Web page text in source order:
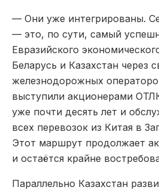
— Они уже интегрированы.
— это, по сути, самый
Евразийского
Беларусь и Казахстан через
железнодорожных
выступили акционерами
уже почти десять лет и
всех перевозок из Китая в
Этот маршрут продолжает
и остаётся крайне
Параллельно Казахстан